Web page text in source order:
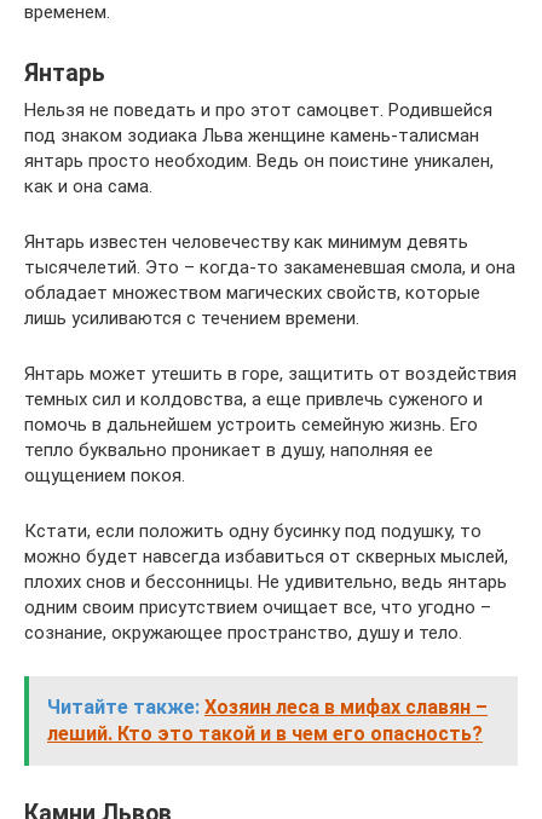
временем.
Янтарь
Нельзя не поведать и про этот самоцвет. Родившейся
под знаком зодиака Льва женщине камень-талисман
янтарь просто необходим. Ведь он поистине уникален,
как и она сама.
Янтарь известен человечеству как минимум девять
тысячелетий. Это – когда-то закаменевшая смола, и она
обладает множеством магических свойств, которые
лишь усиливаются с течением времени.
Янтарь может утешить в горе, защитить от воздействия
темных сил и колдовства, а еще привлечь суженого и
помочь в дальнейшем устроить семейную жизнь. Его
тепло буквально проникает в душу, наполняя ее
ощущением покоя.
Кстати, если положить одну бусинку под подушку, то
можно будет навсегда избавиться от скверных мыслей,
плохих снов и бессонницы. Не удивительно, ведь янтарь
одним своим присутствием очищает все, что угодно –
сознание, окружающее пространство, душу и тело.
Читайте также: Хозяин леса в мифах славян –
леший. Кто это такой и в чем его опасность?